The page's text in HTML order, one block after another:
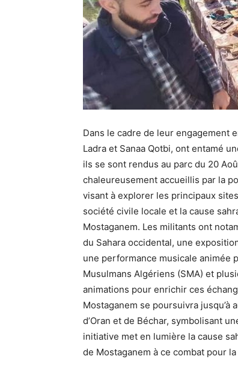
Dans le cadre de leur engagement
Ladra et Sanaa Qotbi, ont entamé
ils se sont rendus au parc du 20
chaleureusement accueillis par la
visant à explorer les principaux
société civile locale et la cause
Mostaganem. Les militants ont
du Sahara occidental, une
une performance musicale animée
Musulmans Algériens (SMA) et
animations pour enrichir ces
Mostaganem se poursuivra jusqu’à
d’Oran et de Béchar, symbolisant
initiative met en lumière la cause
de Mostaganem à ce combat pour